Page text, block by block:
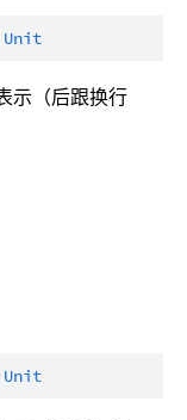
Unit
示（后跟换行
Unit